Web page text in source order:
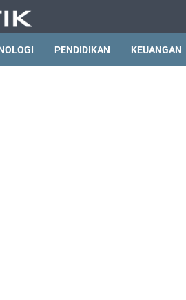
PENDIDIKAN KEUANGAN